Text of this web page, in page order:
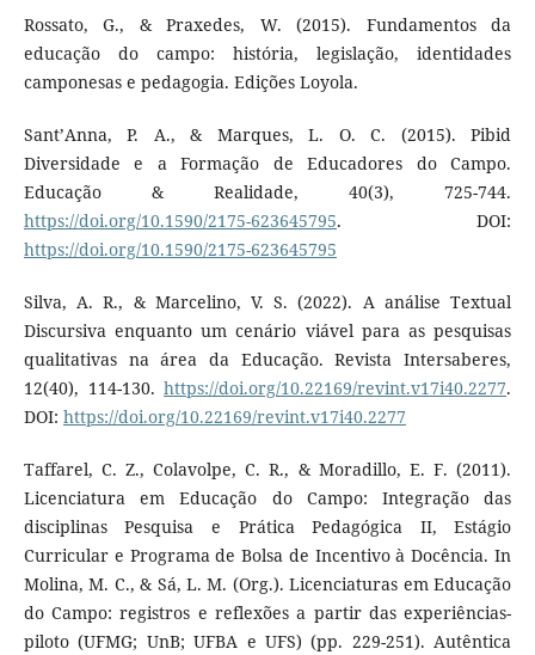
Rossato, G., & Praxedes, W. (2015). Fundamentos da
educação do campo: história, legislação, identidades
camponesas e pedagogia. Edições Loyola.
Sant’Anna, P. A., & Marques, L. O. C. (2015). Pibid
Diversidade e a Formação de Educadores do Campo.
Educação & Realidade, 40(3), 725-744.
https://doi.org/10.1590/2175-623645795. DOI:
https://doi.org/10.1590/2175-623645795
Silva, A. R., & Marcelino, V. S. (2022). A análise Textual
Discursiva enquanto um cenário viável para as pesquisas
qualitativas na área da Educação. Revista Intersaberes,
12(40), 114-130.https://doi.org/10.22169/revint.v17i40.2277.
DOI: https://doi.org/10.22169/revint.v17i40.2277
Taffarel, C. Z., Colavolpe, C. R., & Moradillo, E. F. (2011).
Licenciatura em Educação do Campo: Integração das
disciplinas Pesquisa e Prática Pedagógica II, Estágio
Curricular e Programa de Bolsa de Incentivo à Docência. In
Molina, M. C., & Sá, L. M. (Org.). Licenciaturas em Educação
do Campo: registros e reflexões a partir das experiências-
piloto (UFMG; UnB; UFBA e UFS) (pp. 229-251). Autêntica